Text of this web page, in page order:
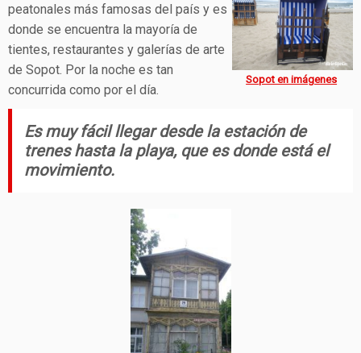
Sopot en imágenes
peatonales más famosas del país y es
donde se encuentra la mayoría de
tientes, restaurantes y galerías de arte
de Sopot. Por la noche es tan
concurrida como por el día.
Es muy fácil llegar desde la estación de
trenes hasta la playa, que es donde está el
movimiento.